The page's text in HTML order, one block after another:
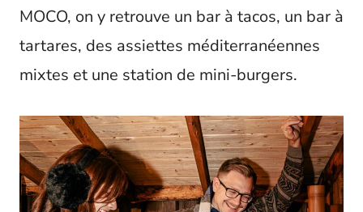
MOCO, on y retrouve un bar à tacos, un bar à
tartares, des assiettes méditerranéennes
mixtes et une station de mini-burgers.